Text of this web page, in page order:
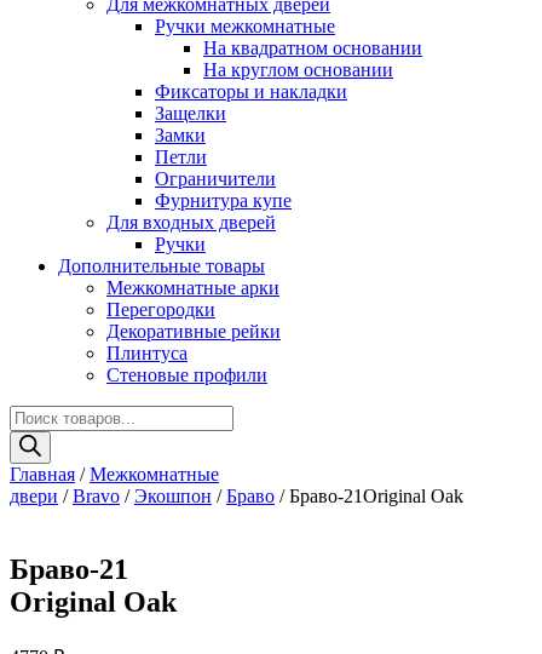
Для межкомнатных дверей
Ручки межкомнатные
На квадратном основании
На круглом основании
Фиксаторы и накладки
Защелки
Замки
Петли
Ограничители
Фурнитура купе
Для входных дверей
Ручки
Дополнительные товары
Межкомнатные арки
Перегородки
Декоративные рейки
Плинтуса
Стеновые профили
Поиск
товаров
Главная /Межкомнатные
двери /Bravo /Экошпон /Браво / Браво-21Original Oak
Браво-21
Original Oak